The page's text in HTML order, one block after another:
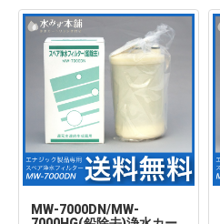
MW-7000DN/MW-